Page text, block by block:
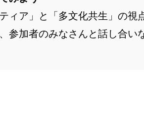
ィア」と「多文化共生」の視
参加者のみなさんと話し合い